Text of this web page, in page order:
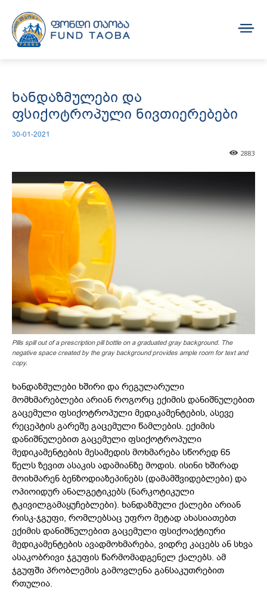
ხანდაზმულები და
ფსიქოტროპული ნივთიერებები
30-01-2021
2883
Pills spill out of a prescription pill bottle on a graduated gray background. The
negative space created by the gray background provides ample room for text and
copy.
ხანდაზმულები ხშირი და რეგულარული
მომხმარებლები არიან როგორც ექიმის დანიშნულებით
გაცემული ფსიქოტროპული მედიკამენტების, ასევე
რეცეპტის გარეშე გაცემული წამლების. ექიმის
დანიშნულებით გაცემული ფსიქოტროპული
მედიკამენტების მესამედის მოხმარება სწორედ 65
წელს ზევით ასაკის ადამიანზე მოდის. ისინი ხშირად
მოიხმარენ ბენზოდიაზეპინებს (დამამშვიდებლები) და
ოპიოიდურ ანალგეტიკებს (ნარკოტიკული
ტკივილგამაყუჩებლები). ხანდაზმული ქალები არიან
რისკ-ჯგუფი, რომლებსაც უფრო მეტად ახასიათებთ
ექიმის დანიშნულებით გაცემული ფსიქოაქტიური
მედიკამენტების ავადმოხმარება, ვიდრე კაცებს ან სხვა
ასაკობრივი ჯგუფის წარმომადგენელ ქალებს. ამ
ჯგუფში პრობლემის გამოვლენა განსაკუთრებით
რთულია.